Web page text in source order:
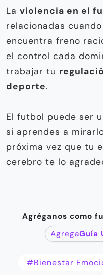
La violencia en el
relacionadas
encuentra freno
el control cada
trabajar tu
deporte.
El futbol puede ser
si aprendes a
próxima vez que tu
cerebro te lo
Agréganos como
AgregaGuía
#bienestar